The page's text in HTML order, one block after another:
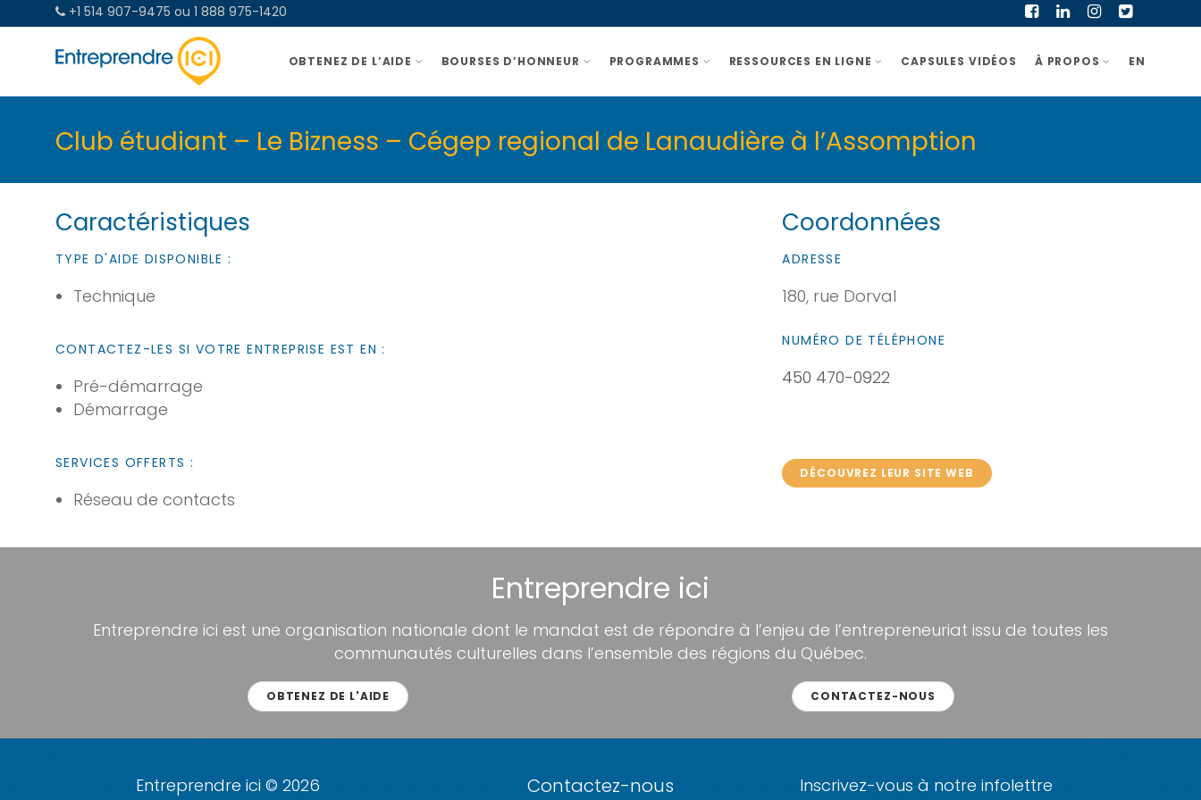
+1 514 907-9475 ou 1 888 975-1420
OBTENEZ DE L’AIDE BOURSES D’HONNEUR PROGRAMMES RESSOURCES EN LIGNE CAPSULES VIDÉOS À PROPOS EN
Club étudiant – Le Bizness – Cégep regional de Lanaudière à l’Assomption
Caractéristiques
TYPE D'AIDE DISPONIBLE :
Technique
CONTACTEZ-LES SI VOTRE ENTREPRISE EST EN :
Pré-démarrage
Démarrage
SERVICES OFFERTS :
Réseau de contacts
Coordonnées
ADRESSE
180, rue Dorval
NUMÉRO DE TÉLÉPHONE
450 470-0922
DÉCOUVREZ LEUR SITE WEB
Entreprendre ici
Entreprendre ici est une organisation nationale dont le mandat est de répondre à l’enjeu de l’entrepreneuriat issu de toutes les
communautés culturelles dans l’ensemble des régions du Québec.
OBTENEZ DE L'AIDE CONTACTEZ-NOUS
Entreprendre ici © 2026
Contactez-nous Inscrivez-vous à notre infolettre